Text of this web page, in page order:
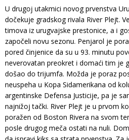
U drugoj utakmici novog prvenstva
dočekuje gradskog rivala River Plejt.
timova iz urugvajske prestonice, a i
započeli novu sezonu. Penjarol je
pored činjenice da su u 93. minutu
neverovatan preokret i domaći tim je
došao do trijumfa. Možda je poraz
neuspeha u Kopa Sidamerikana od
argentinske Defensa Justicije, pa je
najnižoj tački. River Plejt je u prvom
poražen od Boston Rivera na svom
posle drugog meča ostati na nuli.